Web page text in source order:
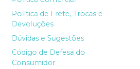
Política de Frete, Trocas e
Devoluções
Dúvidas e Sugestões
Código de Defesa do
Consumidor